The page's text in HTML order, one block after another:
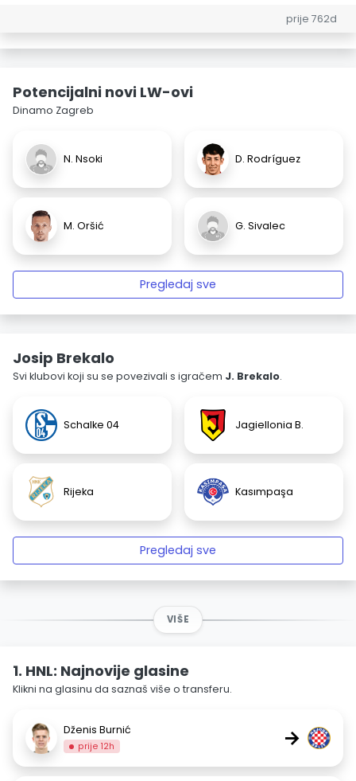
prije 762d
Potencijalni novi LW-ovi
Dinamo Zagreb
N. Nsoki D. Rodríguez
M. Oršić G. Sivalec
Pregledaj sve
Josip Brekalo
Svi klubovi koji su se povezivali s igračem J. Brekalo.
Schalke 04 Jagiellonia B.
Rijeka Kasımpaşa
Pregledaj sve
VIŠE
1. HNL: Najnovije glasine
Klikni na glasinu da saznaš više o transferu.
Dženis Burnić
prije 12h →